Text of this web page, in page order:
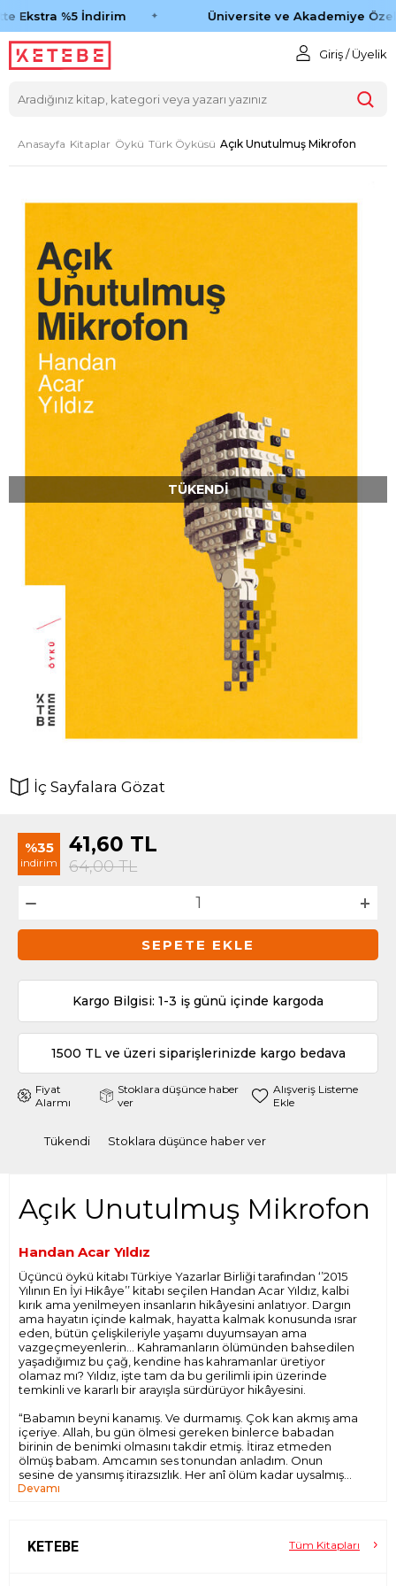
Ekstra %5 İndirim Üniversite ve Akademiye Özel
Giriş / Üyelik
Anasayfa Kitaplar Öykü Türk Öyküsü Açık Unutulmuş Mikrofon
TÜKENDI
İç Sayfalara Gözat
%35
indirim
41,60 TL
64,00TL
SEPETE EKLE
Kargo Bilgisi: 1-3 iş günü içinde kargoda
1500 TL ve üzeri siparişlerinizde kargo bedava
Fiyat
Alarmı
Stoklara düşünce haber
ver
Alışveriş Listeme
Ekle
Tükendi Stoklara düşünce haber ver
Açık Unutulmuş Mikrofon
Handan Acar Yıldız
Üçüncü öykü kitabı Türkiye Yazarlar Birliği tarafından ‘’2015
Yılının En İyi Hikâye’’ kitabı seçilen Handan Acar Yıldız, kalbi
kırık ama yenilmeyen insanların hikâyesini anlatıyor. Dargın
ama hayatın içinde kalmak, hayatta kalmak konusunda ısrar
eden, bütün çelişkileriyle yaşamı duyumsayan ama
vazgeçmeyenlerin… Kahramanların ölümünden bahsedilen
yaşadığımız bu çağ, kendine has kahramanlar üretiyor
olamaz mı? Yıldız, işte tam da bu gerilimli ipin üzerinde
temkinli ve kararlı bir arayışla sürdürüyor hikâyesini.
“Babamın beyni kanamış. Ve durmamış. Çok kan akmış ama
içeriye. Allah, bu gün ölmesi gereken binlerce babadan
birinin de benimki olmasını takdir etmiş. İtiraz etmeden
ölmüş babam. Amcamın ses tonundan anladım. Onun
sesine de yansımış itirazsızlık. Her anî ölüm kadar uysalmış
babamın ölümü. İtirazını, bana miras bırakmış. Hazıra dağ
Devamı
KETEBE Tüm Kitapları